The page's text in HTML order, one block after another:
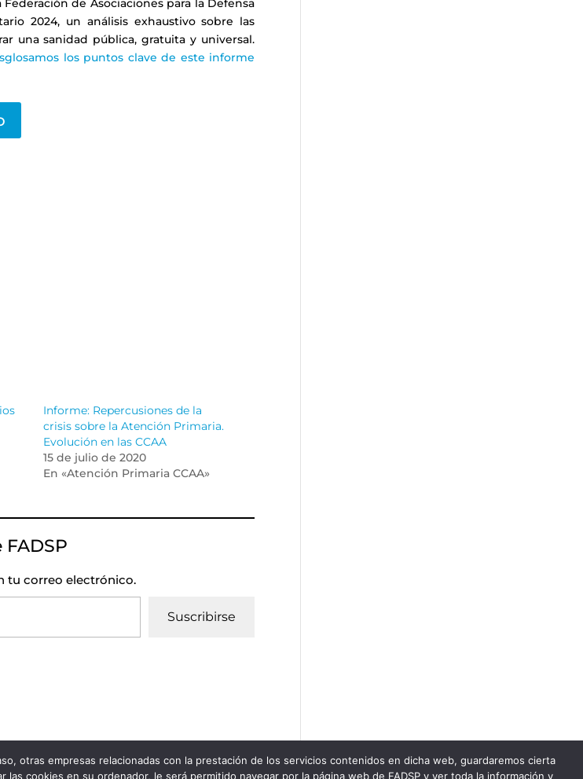
de Asociaciones para la Defensa
2024, un análisis exhaustivo sobre las
una sanidad pública, gratuita y universal.
los puntos clave de este informe
Informe: Repercusiones de la
crisis sobre la Atención Primaria.
Evolución en las CCAA
15 de julio de 2020
En «Atención Primaria CCAA»
tu correo electrónico.
Suscribirse
otras empresas relacionadas con la prestación de los servicios contenidos en dicha web, guardaremos cierta
cookies en su ordenador, le será permitido navegar por la página web de FADSP y ver toda la información y